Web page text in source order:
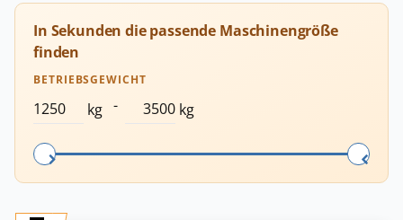
In Sekunden die passende Maschinengröße
finden
BETRIEBSGEWICHT
kg - kg